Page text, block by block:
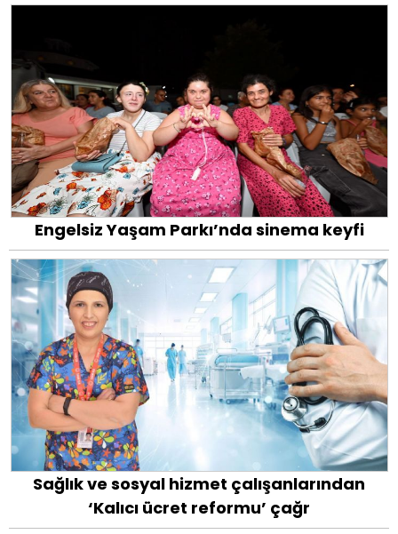
Engelsiz Yaşam Parkı’nda sinema keyfi
Sağlık ve sosyal hizmet çalışanlarından
‘Kalıcı ücret reformu’ çağr